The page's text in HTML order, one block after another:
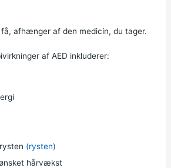
få, afhænger af den medicin, du tager.
af AED inkluderer:
(rysten)
hårvækst